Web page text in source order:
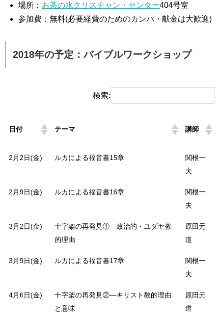
場所： お茶の水クリスチャン・センター404号室
参加費：無料(必要経費のためのカンパ・献金は大歓迎)
2018年の予定：バイブルワークショップ
検索:
日付 テーマ 講師
日付 テーマ 講師
2月2日(金) ルカによる福音書15章
関根一
夫
2月9日(金) ルカによる福音書16章
関根一
夫
3月2日(金)
十字架の再発見①―政治的・ユダヤ教
的理由
原田元
道
3月9日(金) ルカによる福音書17章
関根一
夫
4月6日(金)
十字架の再発見②―キリスト教的理由
と意味
原田元
道